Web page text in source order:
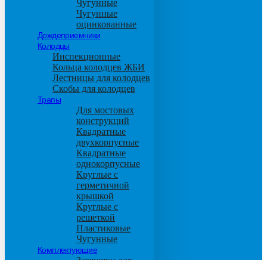
Чугунные
Чугунные
оцинкованные
Дождеприемники
Колодцы
Инспекционные
Кольца колодцев ЖБИ
Лестницы для колодцев
Скобы для колодцев
Трапы
Для мостовых
конструкций
Квадратные
двухкорпусные
Квадратные
однокорпусные
Круглые с
герметичной
крышкой
Круглые с
решеткой
Пластиковые
Чугунные
Комплектующие